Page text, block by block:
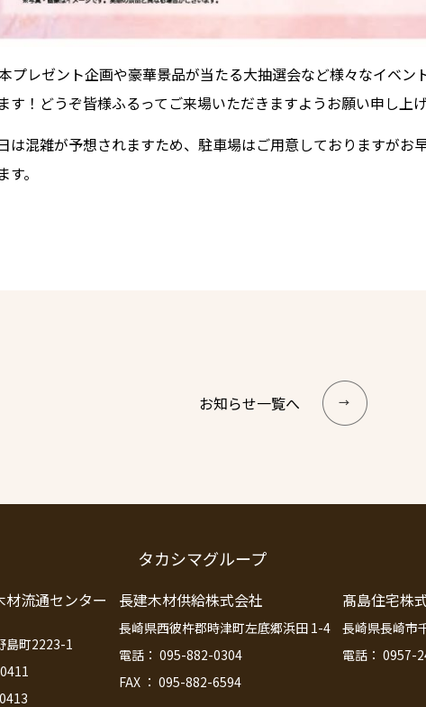
プレゼント企画や豪華景品が当たる大抽選会など様々なイベン
す！どうぞ皆様ふるってご来場いただきますようお願い申し上げ
は混雑が予想されますため、駐車場はご用意しておりますがお
す。
お知らせ一覧へ
タカシマグループ
流通センター
島町2223-1
長建木材供給株式会社
長崎県西彼杵郡時津町左底郷浜田 1-4
電話： 095-882-0304
FAX ： 095-882-6594
髙島住宅株
長崎県長崎市
電話： 0957-